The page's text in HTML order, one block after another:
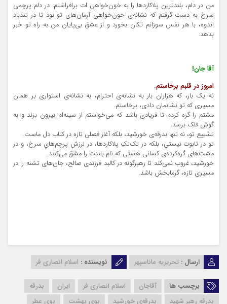
من در دلم، بلندترین پلاکاردها را به خون‌خواهی ات برافراشتم. در دلم پرچمی
سرخ به دست گرفتم که نشانه‌ی خون‌خواهی آرمان‌های تو بود تا در تندباد
اندوه، با هر نفس سوزانم تکان بخورد و از عشق بی‌پایان من به راه تو خبر
بدهد.
آقا جان!
امروز در قلبم برخاستم.
نه یک بار، که هزاران بار به نشانه‌ی احترام، به نشانه‌ی استواری بر همان
مسیری که تو نشانمان دادی، برخاستم.
مشتم را گره کردم تا فریادی باشد که می‌خواستم از سینه‌ام بیرون بزند و به
گوش فلک برسد.
تشییع تو، نه تنها بدرقه‌ی خورشید، بلکه آغاز فصلی تازه در کتاب دل ماست.
تو در تابوت نیستی، بلکه در تک‌تکِ پلاکاردها، در لرزش پرچم‌هایِ سرخ، و در
مشت‌های گره‌کرده‌ی کسانی هستی که نام بلندت را مشق می‌کنند.
خورشید، غروب نمی‌کند‌ تا رهبرگونه در کالبد فرزندی صالح، جان‌های تشنه را در
مسیری تازه، گرمابخش باشد.
ارسال : تحریریه ماناسپهر نویسنده : اسلام انصاری فر
برچسب ها آقاجان اسلام انصاری فر ایران
بدرقه
بدرقه رهبر شهید
بدرقه‌ی خورشید بوی بهشت بوی عطر